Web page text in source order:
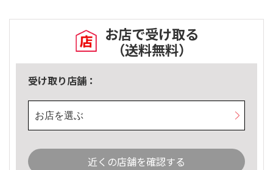
お店で受け取る
（送料無料）
受け取り店舗：
お店を選ぶ
近くの店舗を確認する